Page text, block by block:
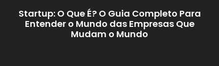
Startup: O Que É? O Guia Completo Para
Entender o Mundo das Empresas Que
Mudam o Mundo